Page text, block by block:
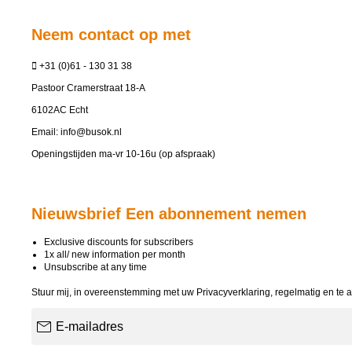
Neem contact op met
+31 (0)61 - 130 31 38
Pastoor Cramerstraat 18-A
6102AC Echt
Email: info@busok.nl
Openingstijden ma-vr 10-16u (op afspraak)
Nieuwsbrief Een abonnement nemen
Exclusive discounts for subscribers
1x all/ new information per month
Unsubscribe at any time
Stuur mij, in overeenstemming met uw Privacyverklaring, regelmatig en te